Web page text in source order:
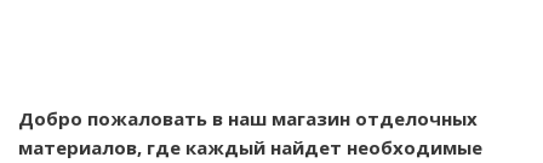
Добро пожаловать в наш магазин отделочных
материалов, где каждый найдет необходимые